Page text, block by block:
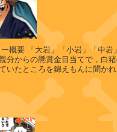
分からの懸賞金目当てで，白
いたところを錦えもんに聞か
山の神事件〟を...